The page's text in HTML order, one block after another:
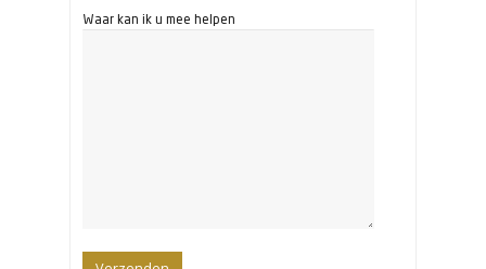
Waar kan ik u mee helpen